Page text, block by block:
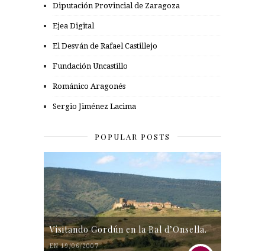
Diputación Provincial de Zaragoza
Ejea Digital
El Desván de Rafael Castillejo
Fundación Uncastillo
Románico Aragonés
Sergio Jiménez Lacima
POPULAR POSTS
Visitando Gordún en la Bal d’Onsella.
EN 19/06/2007